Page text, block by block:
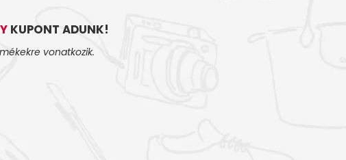
KUPONT ADUNK!
vonatkozik.